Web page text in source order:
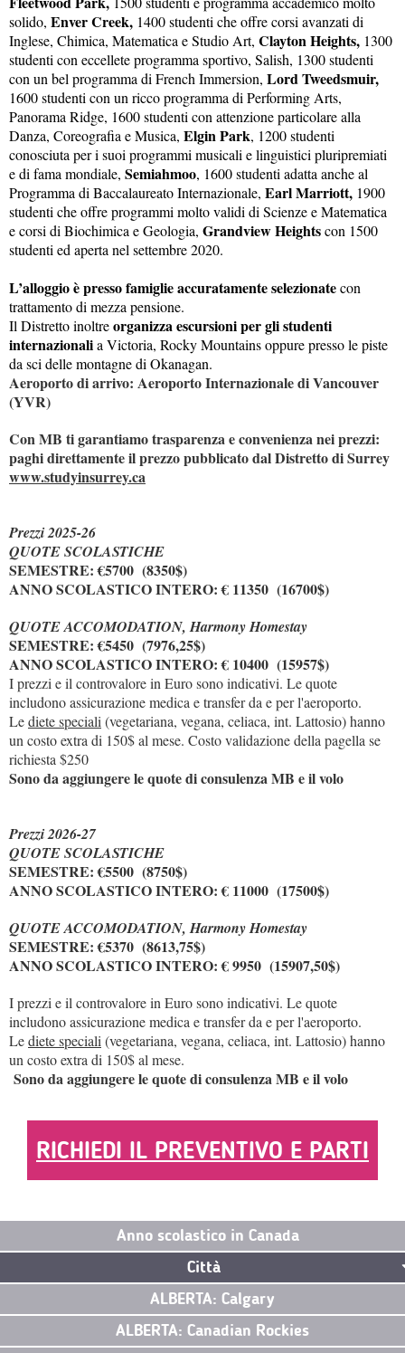
solido, Enver Creek, 1400 studenti che offre corsi avanzati di
Inglese, Chimica, Matematica e Studio Art, Clayton Heights, 1300
studenti con eccellete programma sportivo, Salish, 1300 studenti
con un bel programma di French Immersion, Lord Tweedsmuir,
1600 studenti con un ricco programma di Performing Arts,
Panorama Ridge, 1600 studenti con attenzione particolare alla
Danza, Coreografia e Musica, Elgin Park, 1200 studenti
conosciuta per i suoi programmi musicali e linguistici pluripremiati
e di fama mondiale, Semiahmoo, 1600 studenti adatta anche al
Programma di Baccalaureato Internazionale, Earl Marriott, 1900
studenti che offre programmi molto validi di Scienze e Matematica
e corsi di Biochimica e Geologia, Grandview Heightscon 1500
studenti ed aperta nel settembre 2020.
L’alloggio è presso famiglie accuratamente selezionatecon
trattamento di mezza pensione.
Il Distretto inoltreorganizza escursioni per gli studenti
internazionalia Victoria, Rocky Mountains oppure presso le piste
da sci delle montagne di Okanagan.
Aeroporto di arrivo: Aeroporto Internazionale di Vancouver
(YVR)
Con MB ti garantiamo trasparenza e convenienza nei prezzi:
paghi direttamente il prezzo pubblicato dal Distretto di Surrey
www.studyinsurrey.ca
Prezzi 2025-26
QUOTE SCOLASTICHE
SEMESTRE: €5700 (8350$)
ANNO SCOLASTICO INTERO: € 11350 (16700$)
QUOTE ACCOMODATION, Harmony Homestay
SEMESTRE: €5450 (7976,25$)
ANNO SCOLASTICO INTERO: € 10400 (15957$)
I prezzi e il controvalore in Euro sono indicativi. Le quote
includono assicurazione medica e transfer da e per l'aeroporto.
Lediete speciali (vegetariana, vegana, celiaca, int. Lattosio) hanno
un costo extra di 150$ al mese. Costo validazione della pagella se
richiesta $250
Sono da aggiungere le quote di consulenza MB e il volo
Prezzi 2026-27
QUOTE SCOLASTICHE
SEMESTRE: €5500 (8750$)
ANNO SCOLASTICO INTERO: € 11000 (17500$)
QUOTE ACCOMODATION, Harmony Homestay
SEMESTRE: €5370 (8613,75$)
ANNO SCOLASTICO INTERO: € 9950 (15907,50$)
I prezzi e il controvalore in Euro sono indicativi. Le quote
includono assicurazione medica e transfer da e per l'aeroporto.
Lediete speciali (vegetariana, vegana, celiaca, int. Lattosio) hanno
un costo extra di 150$ al mese.
Sono da aggiungere le quote di consulenza MB e il volo
RICHIEDI IL PREVENTIVO E PARTI
Anno scolastico in Canada
Città
ALBERTA: Calgary
ALBERTA: Canadian Rockies